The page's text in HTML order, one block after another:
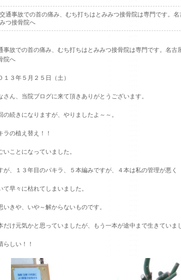
交通事故での首の痛み、むち打ちはとみみつ接骨院は専門です。
みつ接骨院へ
事故での首の痛み、むち打ちはとみみつ接骨院は専門です。名
院へ
１３年５月２５日（土）
さん、当院ブログに来て頂きありがとうございます。
の続きになりますが、やりましたよ～～。
ラの植え替え！！
いことになっていました。
が、１３年目のパキラ、５本編みですが、４本は私の管理が悪く
て早々に枯れてしまいました。
いきや、いや～解からないものです。
だけ元気かと思っていましたが、もう一本が途中まで生きていま
らしい！！